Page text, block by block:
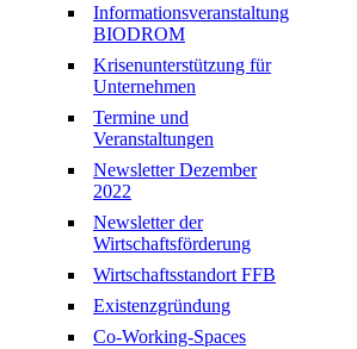
Informationsveranstaltung
BIODROM
Krisenunterstützung für
Unternehmen
Termine und
Veranstaltungen
Newsletter Dezember
2022
Newsletter der
Wirtschaftsförderung
Wirtschaftsstandort FFB
Existenzgründung
Co-Working-Spaces